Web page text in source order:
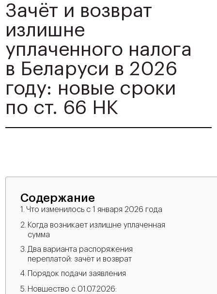
Зачёт и возврат
излишне
уплаченного налога
в Беларуси в 2026
году: новые сроки
по ст. 66 НК
Содержание
Что изменилось с 1 января 2026 года
Когда возникает излишне уплаченная
сумма
Два варианта распоряжения
переплатой: зачёт и возврат
Порядок подачи заявления
Новшество с 01.07.2026: